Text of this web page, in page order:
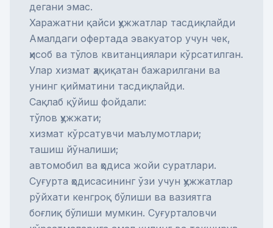
дегани эмас.
Харажатни қайси ҳужжатлар тасдиқлайди
Амалдаги офертада эвакуатор учун чек,
ҳисоб ва тўлов квитанциялари кўрсатилган.
Улар хизмат ҳақиқатан бажарилгани ва
унинг қийматини тасдиқлайди.
Сақлаб қўйиш фойдали:
тўлов ҳужжати;
хизмат кўрсатувчи маълумотлари;
ташиш йўналиши;
автомобил ва ҳодиса жойи суратлари.
Суғурта ҳодисасининг ўзи учун ҳужжатлар
рўйхати кенгроқ бўлиши ва вазиятга
боғлиқ бўлиши мумкин. Суғурталовчи